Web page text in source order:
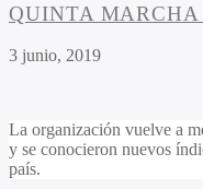
QUINTA
3 junio, 2019
La organización vuelve a
y se conocieron nuevos
país.